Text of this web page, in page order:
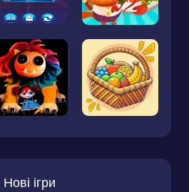
Нові ігри